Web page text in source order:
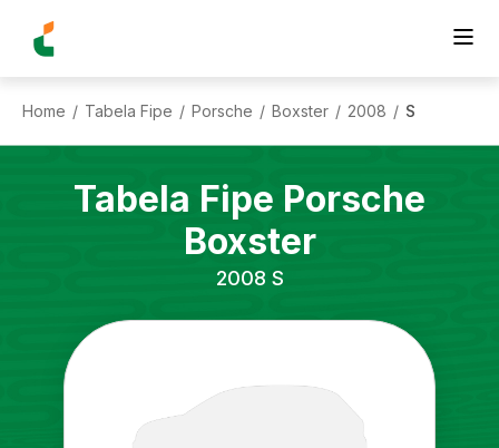
Home / Tabela Fipe / Porsche / Boxster / 2008 / S
Tabela Fipe Porsche
Boxster
2008 S